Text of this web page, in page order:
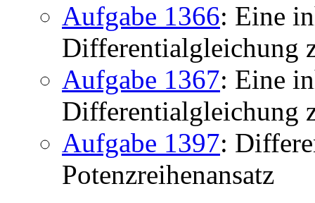
Aufgabe 1366: Eine
Differentialgleichung
Aufgabe 1367: Eine
Differentialgleichung
Aufgabe 1397:
Potenzreihenansatz